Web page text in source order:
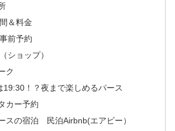
＆料金
前予約
ショップ）
ク
19:30！？夜まで楽しめるパース
カー予約
スの宿泊 民泊Airbnb(エアビー）